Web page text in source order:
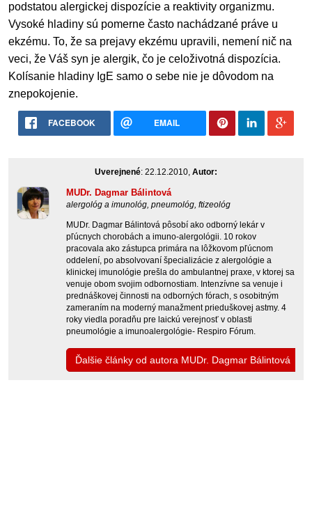
podstatou alergickej dispozície a reaktivity organizmu.
Vysoké hladiny sú pomerne často nachádzané práve u
ekzému. To, že sa prejavy ekzému upravili, nemení nič na
veci, že Váš syn je alergik, čo je celoživotná dispozícia.
Kolísanie hladiny IgE samo o sebe nie je dôvodom na
znepokojenie.
FACEBOOK EMAIL
Uverejnené: 22.12.2010, Autor:
MUDr. Dagmar Bálintová
alergológ a imunológ, pneumológ, ftizeológ
MUDr. Dagmar Bálintová pôsobí ako odborný lekár v
pľúcnych chorobách a imuno-alergológii. 10 rokov
pracovala ako zástupca primára na lôžkovom pľúcnom
oddelení, po absolvovaní špecializácie z alergológie a
klinickej imunológie prešla do ambulantnej praxe, v ktorej sa
venuje obom svojim odbornostiam. Intenzívne sa venuje i
prednáškovej činnosti na odborných fórach, s osobitným
zameraním na moderný manažment prieduškovej astmy. 4
roky viedla poradňu pre laickú verejnosť v oblasti
pneumológie a imunoalergológie- Respiro Fórum.
Ďalšie články od autora MUDr. Dagmar Bálintová